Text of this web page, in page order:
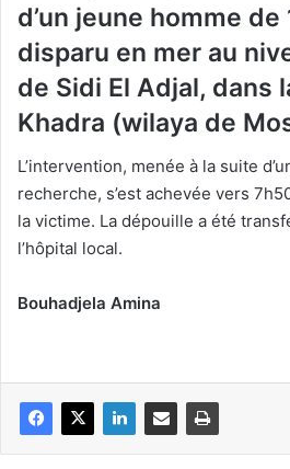
d’un jeune homme
disparu en mer au
de Sidi El Adjal, dans
Khadra (wilaya de
L’intervention, menée à la suite
recherche, s’est achevée vers
la victime. La dépouille a été
l’hôpital local.
Bouhadjela Amina